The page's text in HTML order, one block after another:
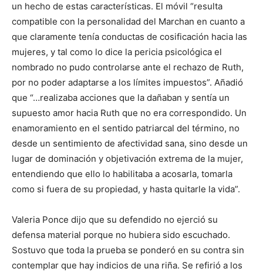
un hecho de estas características. El móvil “resulta
compatible con la personalidad del Marchan en cuanto a
que claramente tenía conductas de cosificación hacia las
mujeres, y tal como lo dice la pericia psicológica el
nombrado no pudo controlarse ante el rechazo de Ruth,
por no poder adaptarse a los límites impuestos”. Añadió
que “…realizaba acciones que la dañaban y sentía un
supuesto amor hacia Ruth que no era correspondido. Un
enamoramiento en el sentido patriarcal del término, no
desde un sentimiento de afectividad sana, sino desde un
lugar de dominación y objetivación extrema de la mujer,
entendiendo que ello lo habilitaba a acosarla, tomarla
como si fuera de su propiedad, y hasta quitarle la vida”.
Valeria Ponce dijo que su defendido no ejerció su
defensa material porque no hubiera sido escuchado.
Sostuvo que toda la prueba se ponderó en su contra sin
contemplar que hay indicios de una riña. Se refirió a los